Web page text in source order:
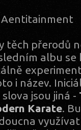
těch přerodů
albu se
i název.
slova jsou jiná -
Karate.